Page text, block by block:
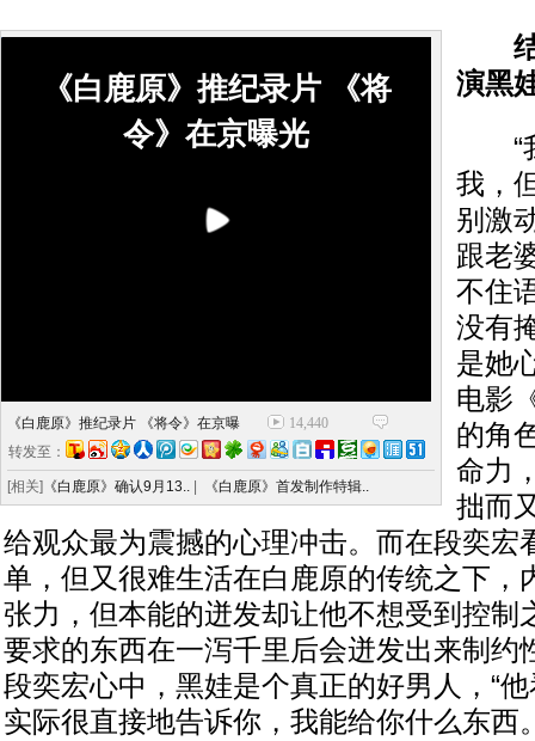
《白鹿原》推纪录片 《将
令》在京曝光
《白鹿原》推纪录片 《将令》在京曝
14,440
转发至：
[相关] 《白鹿原》确认9月13.. 《白鹿原》首发制作特辑..
演黑
“我
我，
别激
跟老
不住
没有
是她
电影
的角
命力
拙而
给观众最为震撼的心理冲击。而在段奕宏
单，但又很难生活在白鹿原的传统之下，
张力，但本能的迸发却让他不想受到控制
要求的东西在一泻千里后会迸发出来制约
段奕宏心中，黑娃是个真正的好男人，“
实际很直接地告诉你，我能给你什么东西